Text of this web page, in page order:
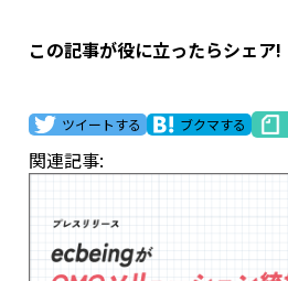
この記事が役に立ったらシェア!
ツイートする ブクマする
関連記事: